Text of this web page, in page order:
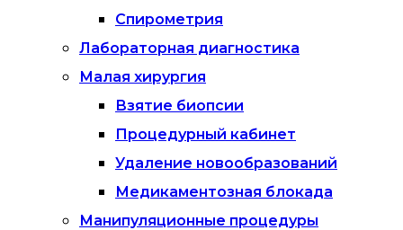
Спирометрия
Лабораторная диагностика
Малая хирургия
Взятие биопсии
Процедурный кабинет
Удаление новообразований
Медикаментозная блокада
Манипуляционные процедуры